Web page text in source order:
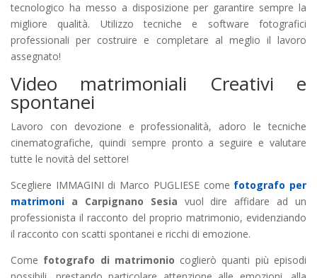
tecnologico ha messo a disposizione per garantire sempre la
migliore qualità. Utilizzo tecniche e software fotografici
professionali per costruire e completare al meglio il lavoro
assegnato!
Video matrimoniali Creativi e
spontanei
Lavoro con devozione e professionalità, adoro le tecniche
cinematografiche, quindi sempre pronto a seguire e valutare
tutte le novità del settore!
Scegliere IMMAGINI di Marco PUGLIESE come fotografo per
matrimoni a Carpignano Sesia vuol dire affidare ad un
professionista il racconto del proprio matrimonio, evidenziando
il racconto con scatti spontanei e ricchi di emozione.
Come fotografo di matrimonio coglierò quanti più episodi